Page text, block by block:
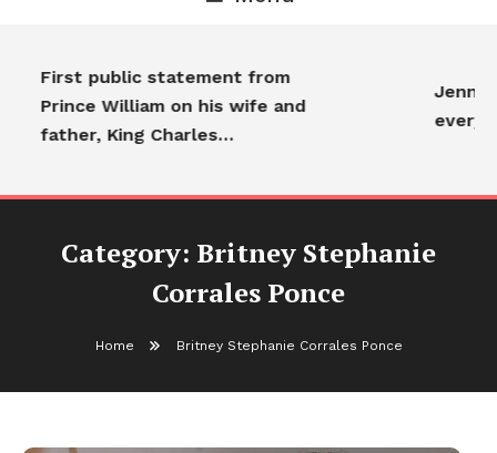
First public statement from
Prince William on his wife and
father, King Charles…
Category: Britney Stephanie
Corrales Ponce
Home Britney Stephanie Corrales Ponce